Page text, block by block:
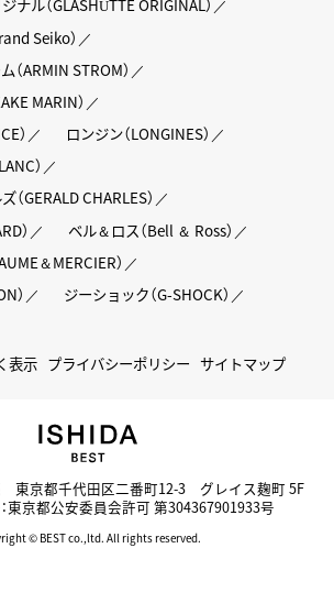
ナル（GLASHÜTTE ORIGINAL）
Seiko）
（ARMIN STROM）
MARIN）
）
ロンジン（LONGINES）
）
（GERALD CHARLES）
）
ベル＆ロス（Bell ＆ Ross）
＆MERCIER）
）
ジーショック（G-SHOCK）
表示 プライバシーポリシー サイトマップ
東京都千代田区二番町12-3 グレイス麹町 5F
東京都公安委員会許可 第304367901933号
© BEST co.,ltd. All rights reserved.